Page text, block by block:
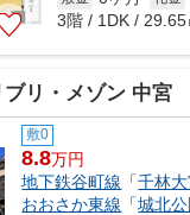
3階 / 1DK / 29.65
ブリ・メゾン 中宮
敷0
8.8万円
地下鉄谷町線 「千林
おおさか東線 「城北公